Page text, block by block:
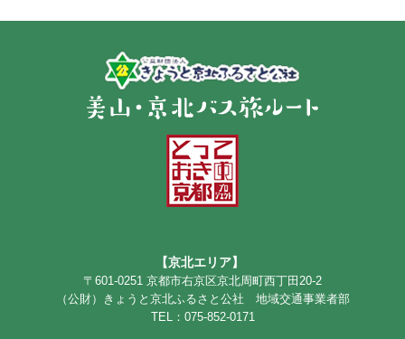
【京北エリア】
〒601-0251 京都市右京区京北周町西丁田20-2
（公財）きょうと京北ふるさと公社 地域交通事業者部
TEL：075-852-0171